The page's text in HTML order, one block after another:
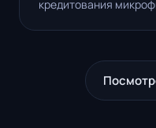
кредитования